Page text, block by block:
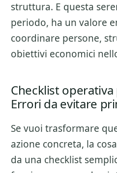
struttura. E questa
periodo, ha un valore
coordinare persone,
obiettivi economici
Checklist
Errori da evitare
Se vuoi trasformare
azione concreta, la
da una checklist